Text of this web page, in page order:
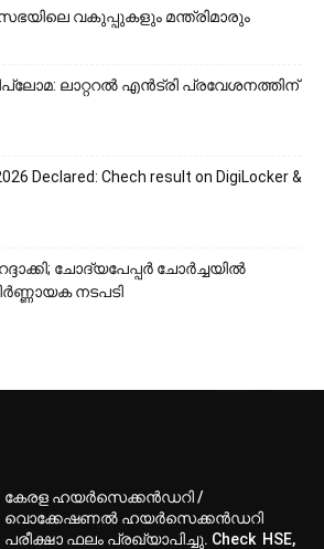
വകുപ്പുകളും മന്ത്രിമാരും
ലാറ്ററൽ എൻട്രി പ്രവേശനത്തിന്
Declared: Chech result on DigiLocker &
ചോദ്യപേപ്പർ ചോർച്ചയിൽ
നടപടി
കേരള ഹയർസെക്കൻഡറി /
വൊക്കേഷണൽ ഹയർസെക്കൻഡറി
പരീക്ഷാ ഫലം പ്രഖ്യാപിച്ചു. Check HSE,